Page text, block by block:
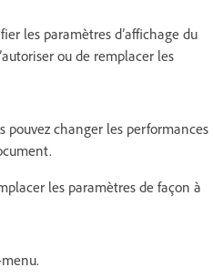
les paramètres d’affichage du
ou de remplacer les
pouvez changer les performances
les paramètres de façon à